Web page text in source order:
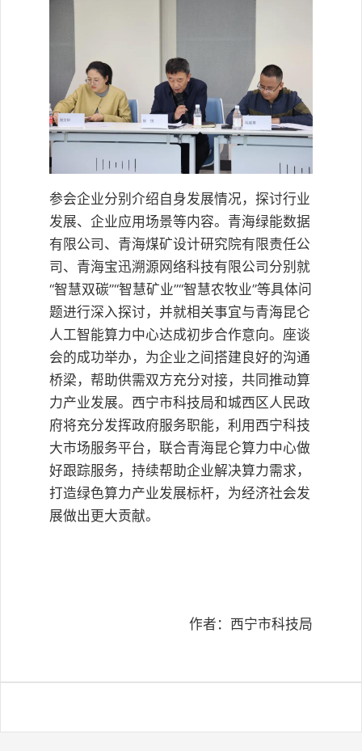
参会企业分别介绍自身发展情况，探讨行业
发展、企业应用场景等内容。青海绿能数据
有限公司、青海煤矿设计研究院有限责任公
司、青海宝迅溯源网络科技有限公司分别就
“智慧双碳”“智慧矿业”“智慧农牧业”等具体问
题进行深入探讨，并就相关事宜与青海昆仑
人工智能算力中心达成初步合作意向。座谈
会的成功举办，为企业之间搭建良好的沟通
桥梁，帮助供需双方充分对接，共同推动算
力产业发展。西宁市科技局和城西区人民政
府将充分发挥政府服务职能，利用西宁科技
大市场服务平台，联合青海昆仑算力中心做
好跟踪服务，持续帮助企业解决算力需求，
打造绿色算力产业发展标杆，为经济社会发
展做出更大贡献。
作者：西宁市科技局